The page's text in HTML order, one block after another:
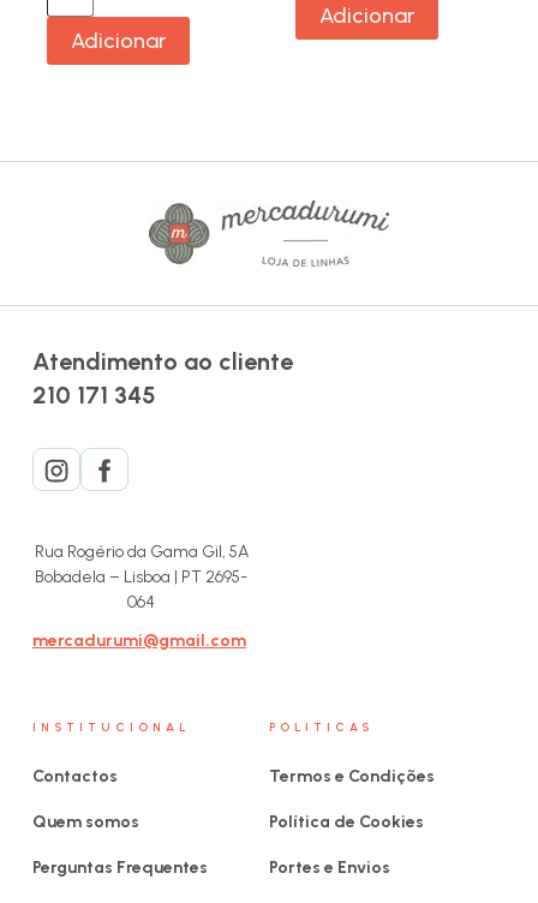
Adicionar
Adicionar
Atendimento ao cliente
210 171 345
Rua Rogério da Gama Gil, 5A
Bobadela – Lisboa | PT 2695-
064
mercadurumi@gmail.com
INSTITUCIONAL
Contactos
Quem somos
Perguntas Frequentes
POLITICAS
Termos e Condições
Política de Cookies
Portes e Envios